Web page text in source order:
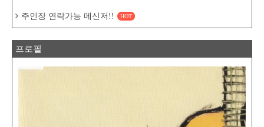
주인장 연락가능 메신저!! HOT
프로필